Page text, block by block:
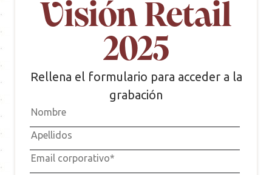
Visión Retail
2025
Rellena el formulario para acceder a la
grabación